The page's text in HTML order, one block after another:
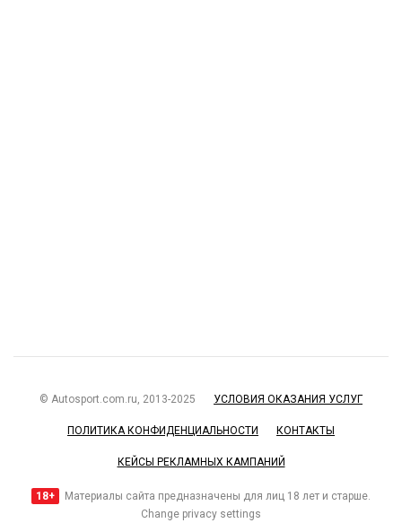
© Autosport.com.ru, 2013-2025 УСЛОВИЯ ОКАЗАНИЯ УСЛУГ
ПОЛИТИКА КОНФИДЕНЦИАЛЬНОСТИ КОНТАКТЫ
КЕЙСЫ РЕКЛАМНЫХ КАМПАНИЙ
18+
Материалы сайта предназначены для лиц 18 лет и старше.
Change privacy settings